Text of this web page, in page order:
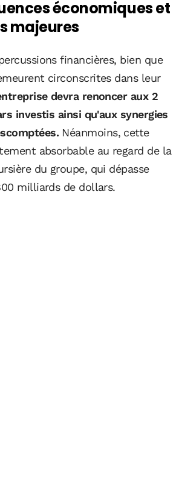
économiques et
majeures
financières, bien que
circonscrites dans leur
devra renoncer aux 2
investis ainsi qu'aux synergies
Néanmoins, cette
absorbable au regard de la
du groupe, qui dépasse
milliards de dollars.